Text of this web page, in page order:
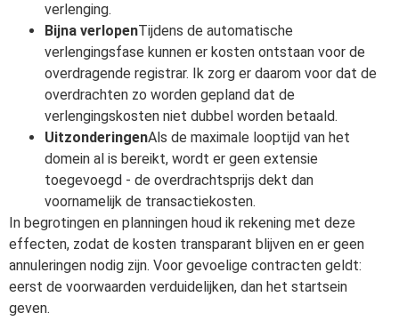
verlenging.
Bijna verlopenTijdens de automatische
verlengingsfase kunnen er kosten ontstaan voor de
overdragende registrar. Ik zorg er daarom voor dat de
overdrachten zo worden gepland dat de
verlengingskosten niet dubbel worden betaald.
UitzonderingenAls de maximale looptijd van het
domein al is bereikt, wordt er geen extensie
toegevoegd - de overdrachtsprijs dekt dan
voornamelijk de transactiekosten.
In begrotingen en planningen houd ik rekening met deze
effecten, zodat de kosten transparant blijven en er geen
annuleringen nodig zijn. Voor gevoelige contracten geldt:
eerst de voorwaarden verduidelijken, dan het startsein
geven.